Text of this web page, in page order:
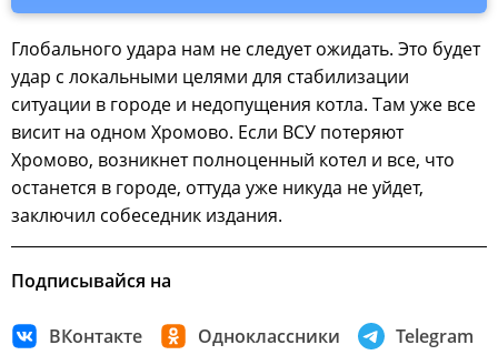
Глобального удара нам не следует ожидать. Это будет
удар с локальными целями для стабилизации
ситуации в городе и недопущения котла. Там уже все
висит на одном Хромово. Если ВСУ потеряют
Хромово, возникнет полноценный котел и все, что
останется в городе, оттуда уже никуда не уйдет,
заключил собеседник издания.
Подписывайся на
ВКонтакте Одноклассники Telegram